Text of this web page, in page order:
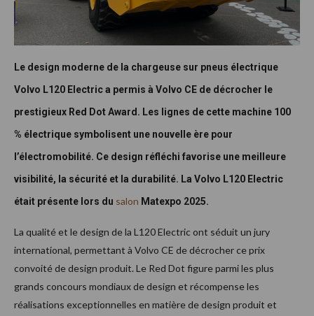
Le design moderne de la chargeuse sur pneus électrique
Volvo L120 Electric a permis à Volvo CE de décrocher le
prestigieux Red Dot Award. Les lignes de cette machine 100
% électrique symbolisent une nouvelle ère pour
l’électromobilité. Ce design réfléchi favorise une meilleure
visibilité, la sécurité et la durabilité. La Volvo L120 Electric
était présente lors du salon Matexpo 2025.
La qualité et le design de la L120 Electric ont séduit un jury
international, permettant à Volvo CE de décrocher ce prix
convoité de design produit. Le Red Dot figure parmi les plus
grands concours mondiaux de design et récompense les
réalisations exceptionnelles en matière de design produit et